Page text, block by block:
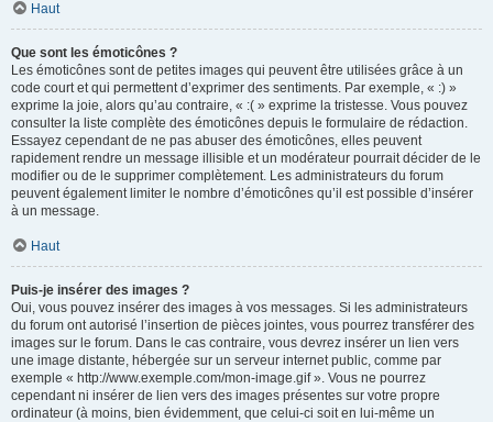
Haut
Que sont les émoticônes ?
Les émoticônes sont de petites images qui peuvent être utilisées grâce à un
code court et qui permettent d’exprimer des sentiments. Par exemple, « :) »
exprime la joie, alors qu’au contraire, « :( » exprime la tristesse. Vous pouvez
consulter la liste complète des émoticônes depuis le formulaire de rédaction.
Essayez cependant de ne pas abuser des émoticônes, elles peuvent
rapidement rendre un message illisible et un modérateur pourrait décider de le
modifier ou de le supprimer complètement. Les administrateurs du forum
peuvent également limiter le nombre d’émoticônes qu’il est possible d’insérer
à un message.
Haut
Puis-je insérer des images ?
Oui, vous pouvez insérer des images à vos messages. Si les administrateurs
du forum ont autorisé l’insertion de pièces jointes, vous pourrez transférer des
images sur le forum. Dans le cas contraire, vous devrez insérer un lien vers
une image distante, hébergée sur un serveur internet public, comme par
exemple « http://www.exemple.com/mon-image.gif ». Vous ne pourrez
cependant ni insérer de lien vers des images présentes sur votre propre
ordinateur (à moins, bien évidemment, que celui-ci soit en lui-même un